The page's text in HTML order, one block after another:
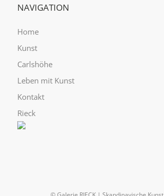
NAVIGATION
Home
Kunst
Carlshöhe
Leben mit Kunst
Kontakt
Rieck